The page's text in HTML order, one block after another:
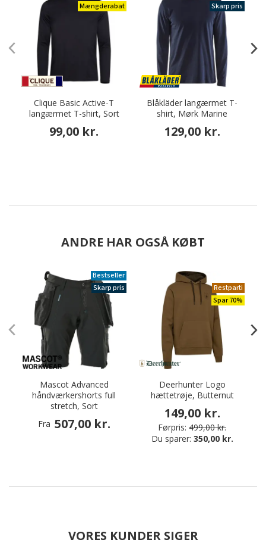
Mængderabat
Clique Basic Active-T
langærmet T-shirt, Sort
99,00 kr.
Skarp pris
Blåkläder langærmet T-
shirt, Mørk Marine
129,00 kr.
ANDRE HAR OGSÅ KØBT
Bestseller
Skarp pris
Mascot Advanced
håndværkershorts full
stretch, Sort
Fra 507,00 kr.
Restparti
Spar 70%
Deerhunter Logo
hættetrøje, Butternut
149,00 kr.
Førpris: 499,00 kr.
Du sparer: 350,00 kr.
VORES KUNDER SIGER